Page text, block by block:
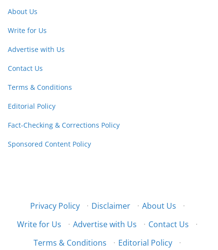
About Us
Write for Us
Advertise with Us
Contact Us
Terms & Conditions
Editorial Policy
Fact-Checking & Corrections Policy
Sponsored Content Policy
Privacy Policy · Disclaimer · About Us
·
Write for Us
· Advertise with Us · Contact Us
·
Terms & Conditions
· Editorial Policy ·